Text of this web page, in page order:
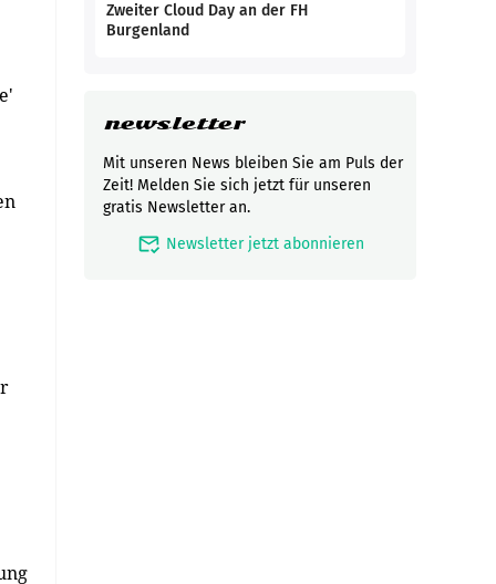
Zweiter Cloud Day an der FH
Burgenland
newsletter
Mit unseren News bleiben Sie am Puls der
Zeit! Melden Sie sich jetzt für unseren
gratis Newsletter an.
mark_email_read Newsletter jetzt abonnieren